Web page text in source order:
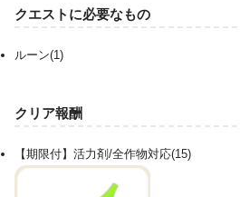
クエストに必要なもの
ルーン(1)
クリア報酬
【期限付】活力剤/全作物対応(15)